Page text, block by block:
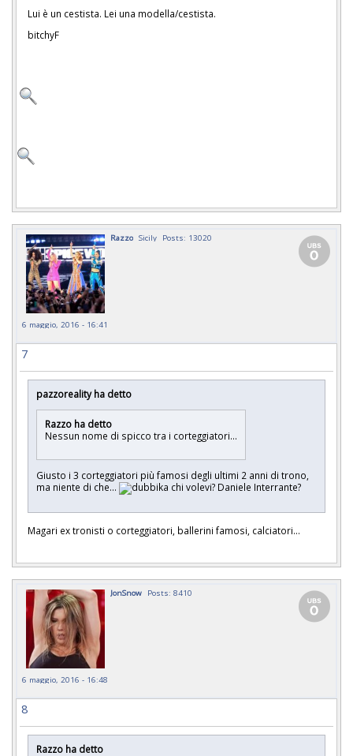
Lui è un cestista. Lei una modella/cestista.
bitchyF
Razzo Sicily Posts: 13020
6 maggio, 2016 - 16:41
7
pazzoreality ha detto
Razzo ha detto
Nessun nome di spicco tra i corteggiatori...
Giusto i 3 corteggiatori più famosi degli ultimi 2 anni di trono,
ma niente di che...
chi volevi? Daniele Interrante?
Magari ex tronisti o corteggiatori, ballerini famosi, calciatori...
JonSnow Posts: 8410
6 maggio, 2016 - 16:48
8
Razzo ha detto